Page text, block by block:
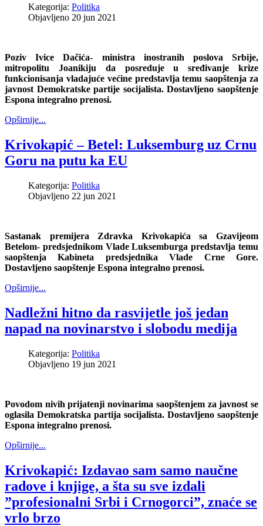
Kategorija: Politika
Objavljeno 20 jun 2021
Poziv Ivice Dačića- ministra inostranih poslova Srbije,
mitropolitu Joanikiju da posreduje u sređivanje krize
funkcionisanja vladajuće većine predstavlja temu saopštenja za
javnost Demokratske partije socijalista. Dostavljeno saopštenje
Espona integralno prenosi.
Opširnije...
Krivokapić – Betel: Luksemburg uz Crnu
Goru na putu ka EU
Kategorija: Politika
Objavljeno 22 jun 2021
Sastanak premijera Zdravka Krivokapića sa Gzavijeom
Betelom- predsjednikom Vlade Luksemburga predstavlja temu
saopštenja Kabineta predsjednika Vlade Crne Gore.
Dostavljeno saopštenje Espona integralno prenosi.
Opširnije...
Nadležni hitno da rasvijetle još jedan
napad na novinarstvo i slobodu medija
Kategorija: Politika
Objavljeno 19 jun 2021
Povodom nivih prijatenji novinarima saopštenjem za javnost se
oglasila Demokratska partija socijalista. Dostavljeno saopštenje
Espona integralno prenosi.
Opširnije...
Krivokapić: Izdavao sam samo naučne
radove i knjige, a šta su sve izdali
”profesionalni Srbi i Crnogorci”, znaće se
vrlo brzo